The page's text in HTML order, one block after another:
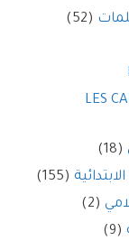
(52)
(18)
(155)
(2)
(9)